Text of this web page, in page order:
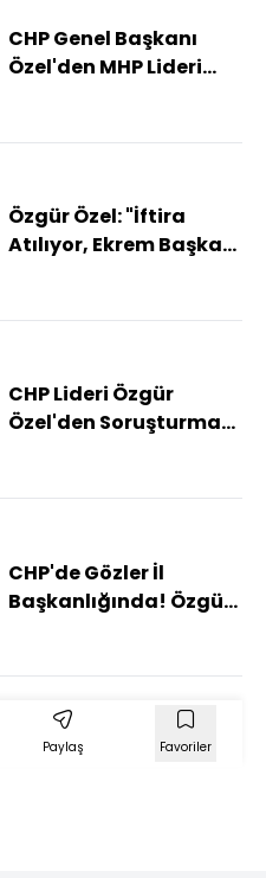
CHP Genel Başkanı
Özel'den MHP Lideri
Özgür Özel: "İftira
Atılıyor, Ekrem Başkan
CHP Lideri Özgür
Özel'den Soruşturma
CHP'de Gözler İl
Başkanlığında! Özgür
Paylaş Favoriler